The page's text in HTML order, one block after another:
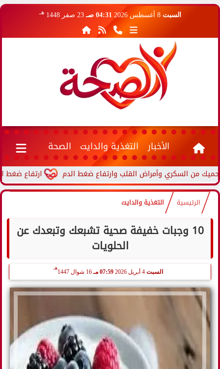
السبت 8 أغسطس 2026 04:31 صـ 23 صفر 1448 هـ
الأخبار التغذية والدايت الصحة
ارتفاع ضغط الدم
الرئيسية التغذية والدايت
10 وجبات خفيفة صحية تشبعك وتبعدك عن
الحلويات
السبت 4 أبريل 2026 07:59 مـ 16 شوال 1447
هـ